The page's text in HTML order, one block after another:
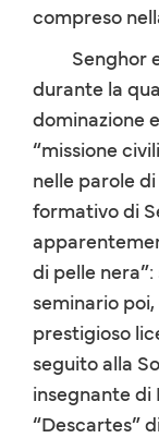
compreso
Senghor
durante la
dominazione
“missione
nelle parole
formativo di
di pelle
seminario
prestigioso
seguito alla
insegnante di
“Descartes”